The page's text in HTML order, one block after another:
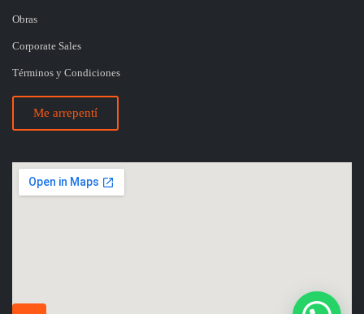
Obras
Corporate Sales
Términos y Condiciones
Me arrepentí